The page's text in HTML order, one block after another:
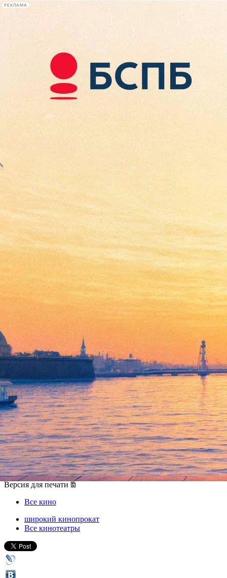
РЕКЛАМА
Сегодня:
2026.08.09
14:47
Афиша Plus
Дикие животные разрушат
Чикаго - в экранизации игры
“Рэмпейдж”
12 апреля 2018, четверг-25 апреля 2018, среда
Версия для печати
Все кино
широкий кинопрокат
Все кинотеатры